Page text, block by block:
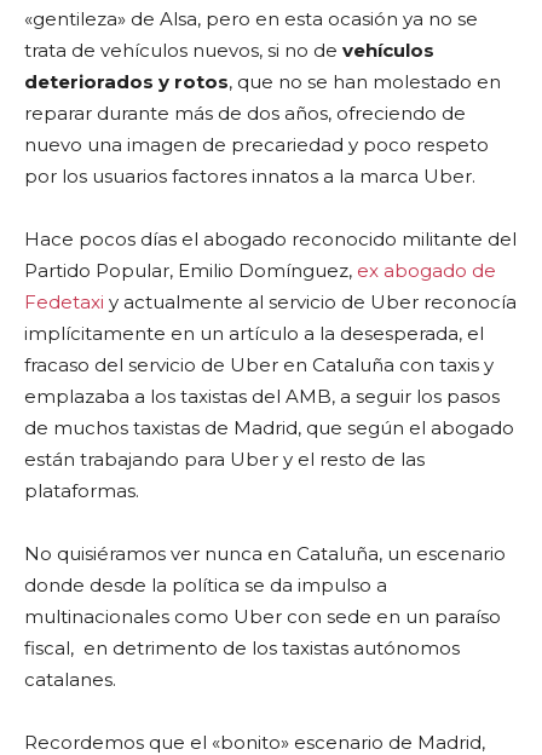
«gentileza» de Alsa, pero en esta ocasión ya no se
trata de vehículos nuevos, si no de vehículos
deteriorados y rotos, que no se han molestado en
reparar durante más de dos años, ofreciendo de
nuevo una imagen de precariedad y poco respeto
por los usuarios factores innatos a la marca Uber.
Hace pocos días el abogado reconocido militante del
Partido Popular, Emilio Domínguez, ex abogado de
Fedetaxi y actualmente al servicio de Uber reconocía
implícitamente en un artículo a la desesperada, el
fracaso del servicio de Uber en Cataluña con taxis y
emplazaba a los taxistas del AMB, a seguir los pasos
de muchos taxistas de Madrid, que según el abogado
están trabajando para Uber y el resto de las
plataformas.
No quisiéramos ver nunca en Cataluña, un escenario
donde desde la política se da impulso a
multinacionales como Uber con sede en un paraíso
fiscal, en detrimento de los taxistas autónomos
catalanes.
Recordemos que el «bonito» escenario de Madrid,